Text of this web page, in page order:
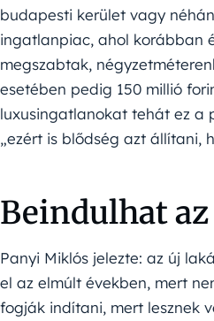
budapesti kerület vagy
ingatlanpiac, ahol korábban
megszabtak,
esetében pedig 150 millió
luxusingatlanokat tehát ez a
„ezért is blődség azt állítani,
Beindulhat
Panyi Miklós jelezte: az új
el az elmúlt években, mert
fogják indítani, mert lesznek